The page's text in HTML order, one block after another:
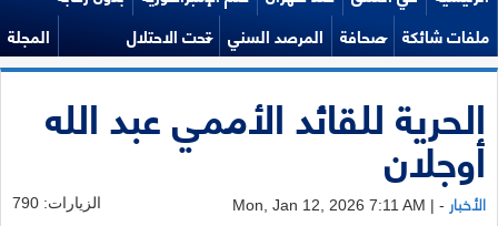
ملفات شائكة صحافة المرصد السني تحت الاحتلال المجلة
الحرية للقائد الأممي عبد الله
أوجلان
الأخبار - | Mon, Jan 12, 2026 7:11 AM الزيارات: 790